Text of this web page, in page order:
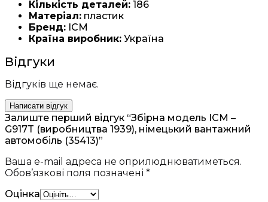
Кількість деталей: 186
Матеріал: пластик
Бренд: ICM
Країна виробник: Україна
Відгуки
Відгуків ще немає.
Написати відгук
Залиште перший відгук “Збірна модель ICM –
G917T (виробництва 1939), німецький вантажний
автомобіль (35413)”
Ваша e-mail адреса не оприлюднюватиметься.
Обов’язкові поля позначені *
Оцінка